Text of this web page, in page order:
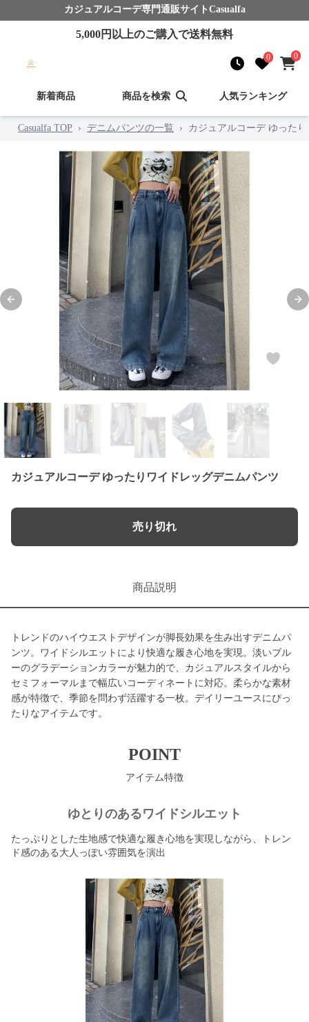
カジュアルコーデ専門通販サイト Casualfa
5,000円以上のご購入で送料無料
0 0
新着商品 商品を検索 人気ランキング
Casualfa TOP › デニムパンツの一覧 › カジュアルコーデ ゆった
Previous slide
カジュアルコーデ ゆったりワイドレッグデニムパンツ
売り切れ
商品説明
トレンドのハイウエストデザインが脚長効果を生み出すデニムパ
ンツ。ワイドシルエットにより快適な履き心地を実現。淡いブル
ーのグラデーションカラーが魅力的で、カジュアルスタイルから
セミフォーマルまで幅広いコーディネートに対応。柔らかな素材
感が特徴で、季節を問わず活躍する一枚。デイリーユースにぴっ
たりなアイテムです。
POINT
アイテム特徴
ゆとりのあるワイドシルエット
たっぷりとした生地感で快適な履き心地を実現しながら、トレン
ド感のある大人っぽい雰囲気を演出